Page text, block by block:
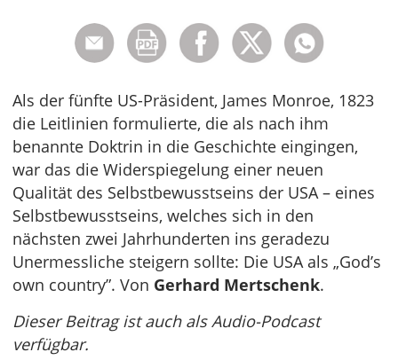
Als der fünfte US-Präsident, James Monroe, 1823
die Leitlinien formulierte, die als nach ihm
benannte Doktrin in die Geschichte eingingen,
war das die Widerspiegelung einer neuen
Qualität des Selbstbewusstseins der USA – eines
Selbstbewusstseins, welches sich in den
nächsten zwei Jahrhunderten ins geradezu
Unermessliche steigern sollte: Die USA als „God’s
own country”. Von Gerhard Mertschenk.
Dieser Beitrag ist auch als Audio-Podcast
verfügbar.